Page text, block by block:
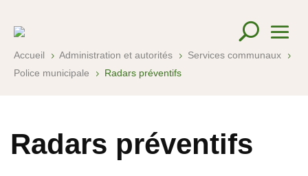
Accueil 5 Administration et autorités 5 Services communaux 5
Police municipale 5 Radars préventifs
Radars préventifs